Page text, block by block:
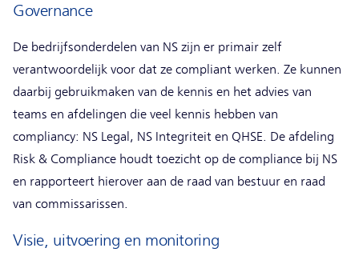
Governance
De bedrijfsonderdelen van NS zijn er primair zelf
verantwoordelijk voor dat ze compliant werken. Ze kunnen
daarbij gebruikmaken van de kennis en het advies van
teams en afdelingen die veel kennis hebben van
compliancy: NS Legal, NS Integriteit en QHSE. De afdeling
Risk & Compliance houdt toezicht op de compliance bij NS
en rapporteert hierover aan de raad van bestuur en raad
van commissarissen.
Visie, uitvoering en monitoring